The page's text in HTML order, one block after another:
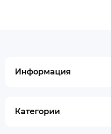
Информация
Категории